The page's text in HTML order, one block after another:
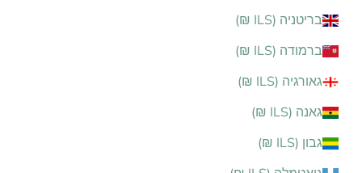
בריטניה (ILS ₪)
ברמודה (ILS ₪)
גאורגיה (ILS ₪)
גאנה (ILS ₪)
גבון (ILS ₪)